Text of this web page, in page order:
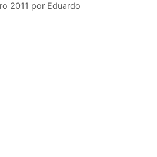
2011 por Eduardo